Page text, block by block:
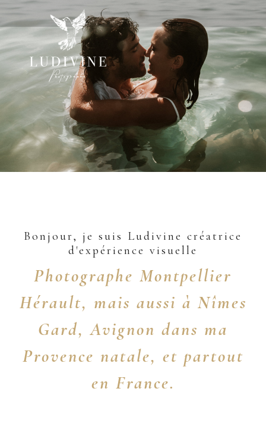
Bonjour, je suis Ludivine créatrice
d'expérience visuelle
Photographe Montpellier
Hérault, mais aussi à Nîmes
Gard, Avignon dans ma
Provence natale, et partout
en France.